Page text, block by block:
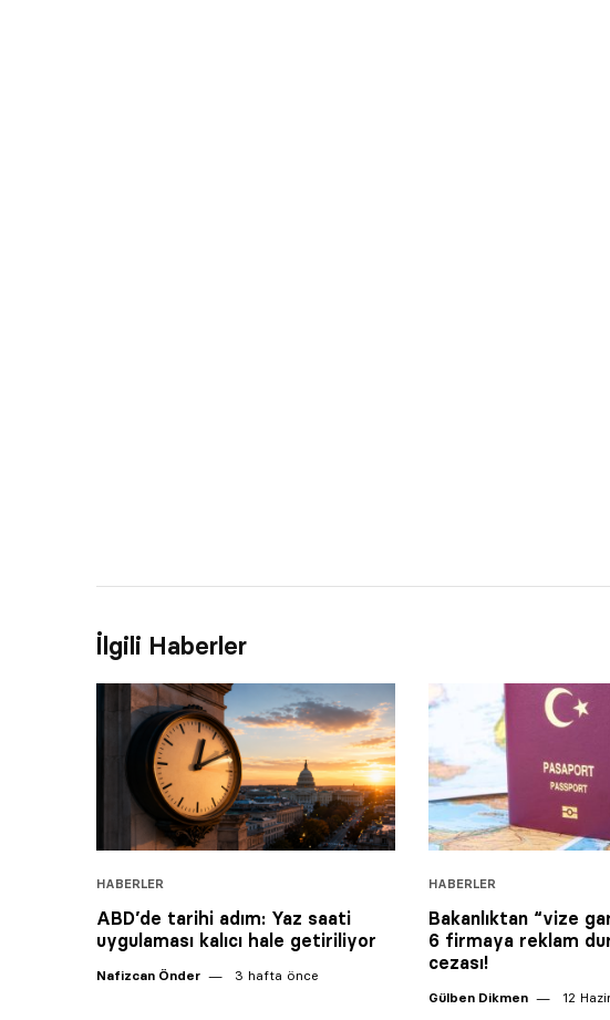
İlgili Haberler
HABERLER
ABD’de tarihi adım: Yaz saati
uygulaması kalıcı hale getiriliyor
Nafizcan Önder 3 hafta önce
HABERLER
Bakanlıktan “vize
6 firmaya reklam
cezası!
Gülben Dikmen 12